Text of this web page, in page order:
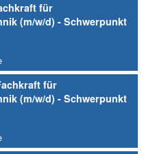
für
(m/w/d) - Schwerpunkt
für
(m/w/d) - Schwerpunkt